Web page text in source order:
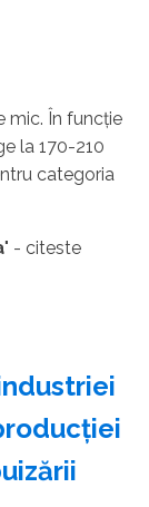
mic. În funcţie
la 170-210
categoria
" - citeste